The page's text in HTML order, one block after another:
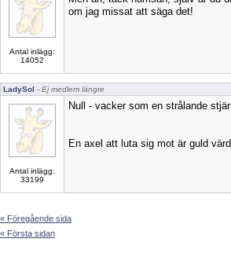
Antal inlägg:
14052
om jag missat att säga det!
LadySol - Ej medlem längre
Antal inlägg:
33199
Null - vacker som en strålande
En axel att luta sig mot är guld
« Föregående sida
« Första sidan